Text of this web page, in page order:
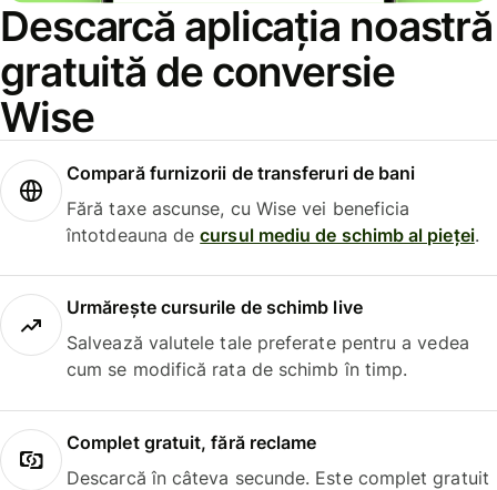
Descarcă aplicația noastră
gratuită de conversie
Wise
Compară furnizorii de transferuri de bani
Fără taxe ascunse, cu Wise vei beneficia
întotdeauna decursul mediu de schimb al pieței.
Urmărește cursurile de schimb live
Salvează valutele tale preferate pentru a vedea
cum se modifică rata de schimb în timp.
Complet gratuit, fără reclame
Descarcă în câteva secunde. Este complet gratuit